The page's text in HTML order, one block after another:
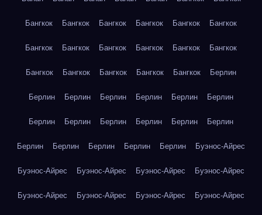
Бангкок Бангкок Бангкок Бангкок Бангкок Бангкок
Бангкок Бангкок Бангкок Бангкок Бангкок Бангкок
Бангкок Бангкок Бангкок Бангкок Бангкок Берлин
Берлин Берлин Берлин Берлин Берлин Берлин
Берлин Берлин Берлин Берлин Берлин Берлин
Берлин Берлин Берлин Берлин Берлин Буэнос-Айрес
Буэнос-Айрес Буэнос-Айрес Буэнос-Айрес Буэнос-Айрес
Буэнос-Айрес Буэнос-Айрес Буэнос-Айрес Буэнос-Айрес